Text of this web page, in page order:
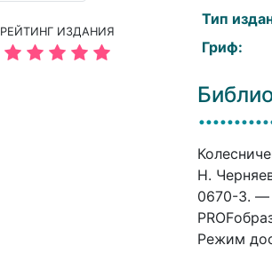
РЕЙТИНГ ИЗДАНИЯ
Тип
Гриф:
Н.
0670-3. —
Режим